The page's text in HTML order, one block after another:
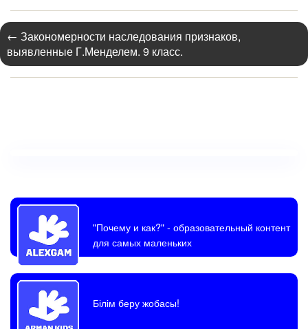
← Закономерности наследования признаков,
выявленные Г.Менделем. 9 класс.
"Почему и как?"- образовательный контент
для самых маленьких
Білім беру жобасы!